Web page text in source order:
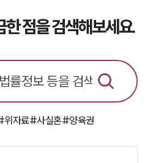
/자료
보도
블로그
/브로슈어
미나
한 점을 검색해보세요.
자료#사실혼#양육권